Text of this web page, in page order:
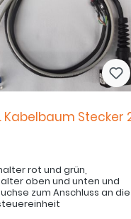
Kabelbaum Stecker
rot und grün,
oben und unten und
zum Anschluss an die